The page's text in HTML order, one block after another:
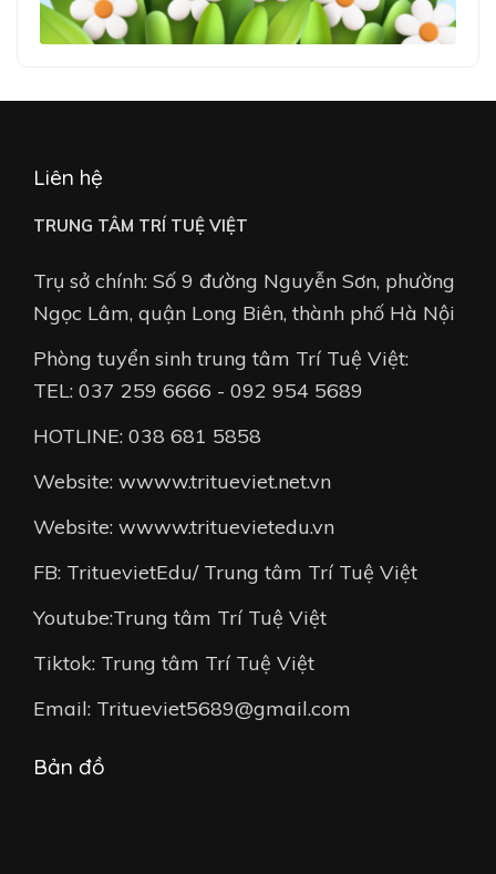
Liên hệ
TRUNG TÂM TRÍ TUỆ VIỆT
Trụ sở chính: Số 9 đường Nguyễn Sơn, phường
Ngọc Lâm, quận Long Biên, thành phố Hà Nội
Phòng tuyển sinh trung tâm Trí Tuệ Việt:
TEL: 037 259 6666 - 092 954 5689
HOTLINE: 038 681 5858
Website: wwww.tritueviet.net.vn
Website: wwww.trituevietedu.vn
FB: TrituevietEdu/ Trung tâm Trí Tuệ Việt
Youtube:Trung tâm Trí Tuệ Việt
Tiktok: Trung tâm Trí Tuệ Việt
Email: Tritueviet5689@gmail.com
Bản đồ